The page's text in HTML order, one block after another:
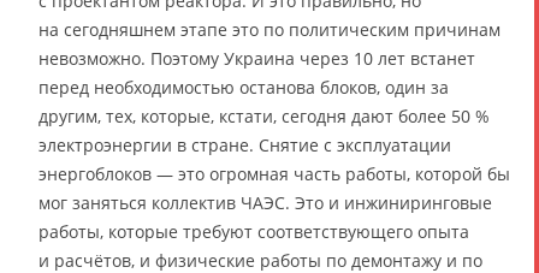
на сегодняшнем этапе это по политическим причинам
невозможно. Поэтому Украина через 10 лет встанет
перед необходимостью останова блоков, один за
другим, тех, которые, кстати, сегодня дают более 50 %
электроэнергии в стране. Снятие с эксплуатации
энергоблоков — это огромная часть работы, которой бы
мог заняться коллектив ЧАЭС. Это и инжиниринговые
работы, которые требуют соответствующего опыта
и расчётов, и физические работы по демонтажу и по